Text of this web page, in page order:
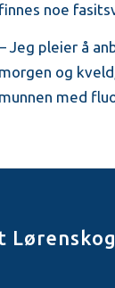
finnes noe
Jeg pleier å
morgen og
munnen med
Lørenskog